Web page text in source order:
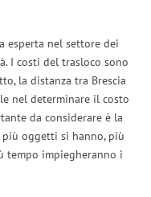
esperta nel settore dei
I costi del trasloco sono
la distanza tra Brescia
nel determinare il costo
da considerare è la
oggetti si hanno, più
tempo impiegheranno i